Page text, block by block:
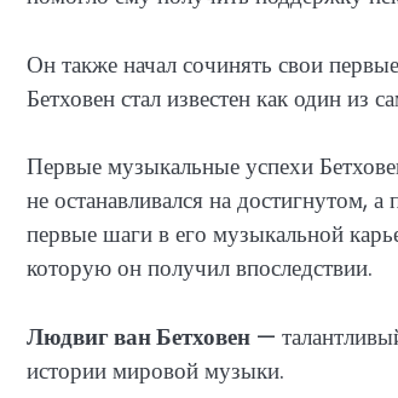
Он также начал сочинять свои
Бетховен стал известен как один из
Первые музыкальные успехи
не останавливался на достигнутом,
первые шаги в его музыкальной
которую он получил впоследствии.
Людвиг ван Бетховен —
истории мировой музыки.